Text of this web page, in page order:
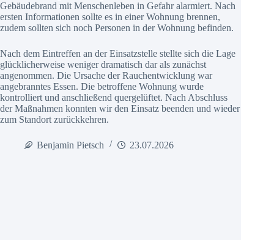
Gebäudebrand mit Menschenleben in Gefahr alarmiert. Nach
ersten Informationen sollte es in einer Wohnung brennen,
zudem sollten sich noch Personen in der Wohnung befinden.
Nach dem Eintreffen an der Einsatzstelle stellte sich die Lage
glücklicherweise weniger dramatisch dar als zunächst
angenommen. Die Ursache der Rauchentwicklung war
angebranntes Essen. Die betroffene Wohnung wurde
kontrolliert und anschließend quergelüftet. Nach Abschluss
der Maßnahmen konnten wir den Einsatz beenden und wieder
zum Standort zurückkehren.
Benjamin Pietsch 23.07.2026